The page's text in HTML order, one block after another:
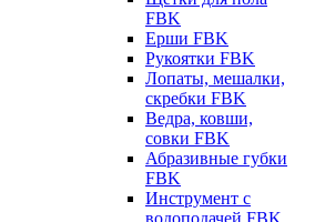
FBK
Ерши FBK
Рукоятки FBK
Лопаты, мешалки,
скребки FBK
Ведра, ковши,
совки FBK
Абразивные губки
FBK
Инструмент с
водоподачей FBK